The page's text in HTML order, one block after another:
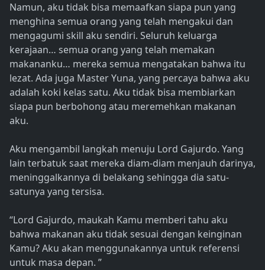
Namun, aku tidak bisa memaafkan siapa pun yang
menghina semua orang yang telah mengakui dan
mengagumi skill aku sendiri. Seluruh keluarga
kerajaan… semua orang yang telah memakan
makananku… mereka semua mengatakan bahwa itu
lezat. Ada juga Master Yuna, yang percaya bahwa aku
adalah koki kelas satu. Aku tidak bisa membiarkan
siapa pun berbohong atau meremehkan makanan
aku.
Aku mengambil langkah menuju Lord Gajurdo. Yang
lain terbatuk saat mereka diam-diam menjauh darinya,
meninggalkannya di belakang sehingga dia satu-
satunya yang tersisa.
“Lord Gajurdo, maukah Kamu memberi tahu aku
bahwa makanan aku tidak sesuai dengan keinginan
Kamu? Aku akan menggunakannya untuk referensi
untuk masa depan. ”